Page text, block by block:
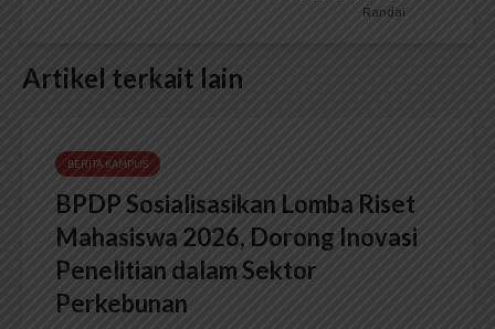
Randai
Artikel terkait lain
BERITA KAMPUS
BPDP Sosialisasikan Lomba Riset
Mahasiswa 2026, Dorong Inovasi
Penelitian dalam Sektor
Perkebunan